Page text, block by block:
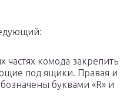
частях комода закрепить
под ящики. Правая и
буквами «R» и